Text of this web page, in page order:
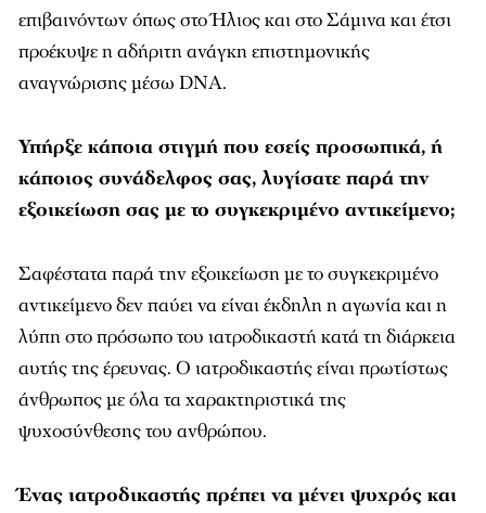
επιβαινόντων όπως στο Ήλιος και στο Σάμινα και έτσι
προέκυψε η αδήριτη ανάγκη επιστημονικής
αναγνώρισης μέσω DNA.
Υπήρξε κάποια στιγμή που εσείς προσωπικά, ή
κάποιος συνάδελφος σας, λυγίσατε παρά την
εξοικείωση σας με το συγκεκριμένο αντικείμενο;
Σαφέστατα παρά την εξοικείωση με το συγκεκριμένο
αντικείμενο δεν παύει να είναι έκδηλη η αγωνία και η
λύπη στο πρόσωπο του ιατροδικαστή κατά τη διάρκεια
αυτής της έρευνας. Ο ιατροδικαστής είναι πρωτίστως
άνθρωπος με όλα τα χαρακτηριστικά της
ψυχοσύνθεσης του ανθρώπου.
Ένας ιατροδικαστής πρέπει να μένει ψυχρός και